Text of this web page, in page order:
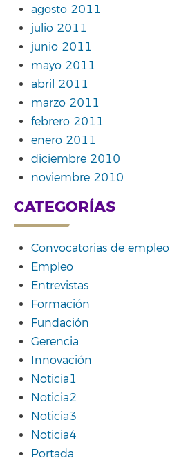
agosto 2011
julio 2011
junio 2011
mayo 2011
abril 2011
marzo 2011
febrero 2011
enero 2011
diciembre 2010
noviembre 2010
CATEGORÍAS
Convocatorias de empleo
Empleo
Entrevistas
Formación
Fundación
Gerencia
Innovación
Noticia1
Noticia2
Noticia3
Noticia4
Portada